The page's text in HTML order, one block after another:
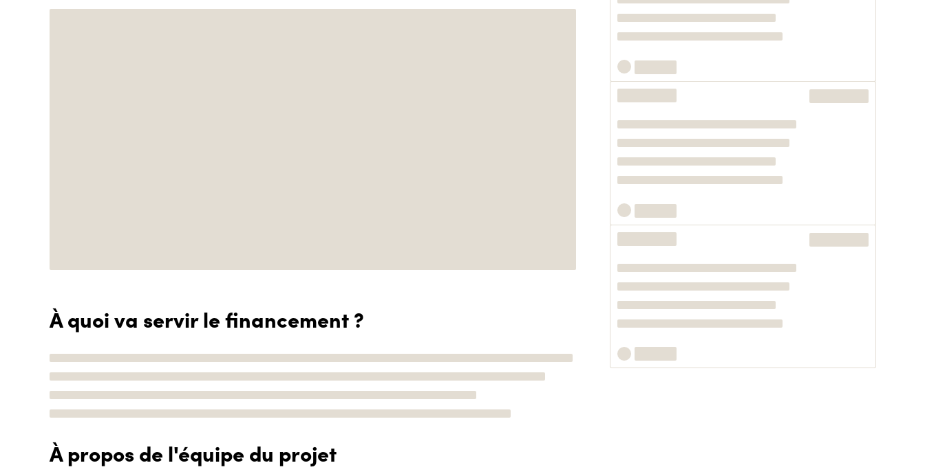
À quoi va servir le financement ?
À propos de l'équipe du projet